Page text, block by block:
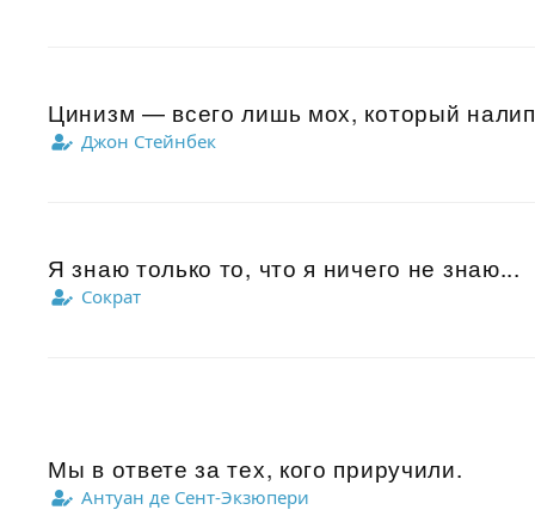
Цинизм — всего лишь мох, который
Джон Стейнбек
Я знаю только то, что я ничего не знаю...
Сократ
Мы в ответе за тех, кого приручили.
Антуан де Сент-Экзюпери